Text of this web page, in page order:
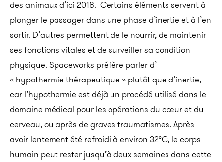
des animaux d’ici 2018. Certains éléments servent à
plonger le passager dans une phase d’inertie et à l’en
sortir. D’autres permettent de le nourrir, de maintenir
ses fonctions vitales et de surveiller sa condition
physique. Spaceworks préfère parler d’
« hypothermie thérapeutique » plutôt que d’inertie,
car l’hypothermie est déjà un procédé utilisé dans le
domaine médical pour les opérations du cœur et du
cerveau, ou après de graves traumatismes. Après
avoir lentement été refroidi à environ 32°C, le corps
humain peut rester jusqu’à deux semaines dans cette